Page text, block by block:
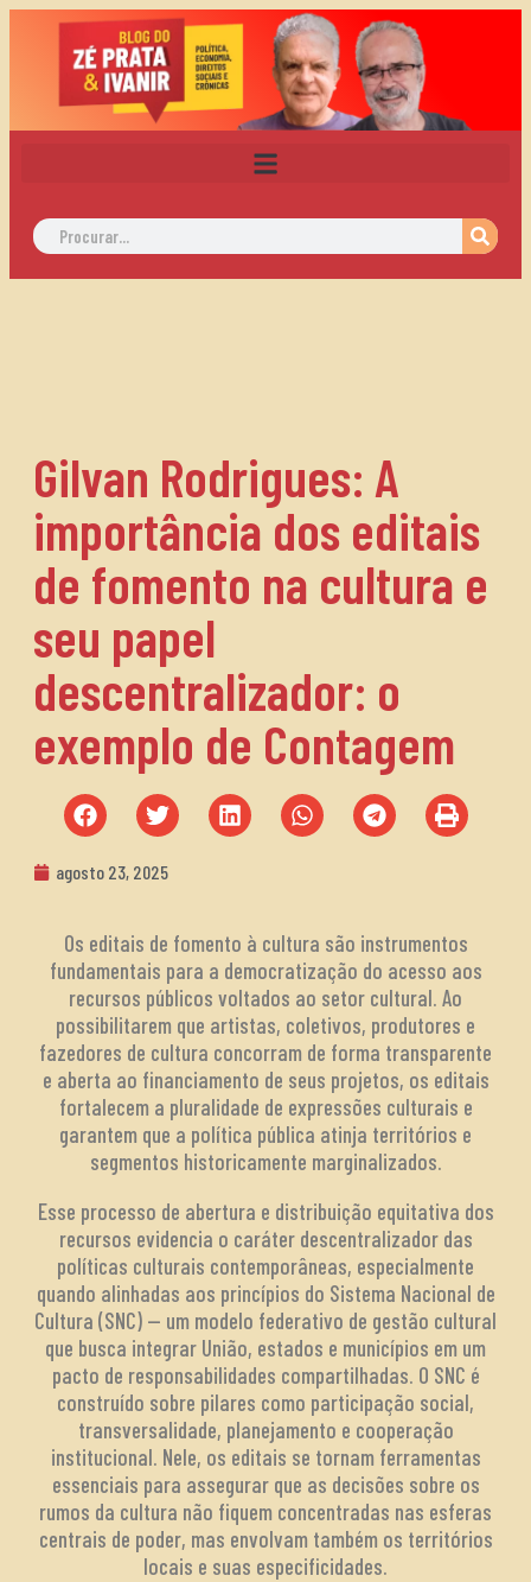
Gilvan Rodrigues: A
importância dos editais
de fomento na cultura e
seu papel
descentralizador: o
exemplo de Contagem
agosto 23, 2025
Os editais de fomento à cultura são instrumentos
fundamentais para a democratização do acesso aos
recursos públicos voltados ao setor cultural. Ao
possibilitarem que artistas, coletivos, produtores e
fazedores de cultura concorram de forma transparente
e aberta ao financiamento de seus projetos, os editais
fortalecem a pluralidade de expressões culturais e
garantem que a política pública atinja territórios e
segmentos historicamente marginalizados.
Esse processo de abertura e distribuição equitativa dos
recursos evidencia o caráter descentralizador das
políticas culturais contemporâneas, especialmente
quando alinhadas aos princípios do Sistema Nacional de
Cultura (SNC) — um modelo federativo de gestão cultural
que busca integrar União, estados e municípios em um
pacto de responsabilidades compartilhadas. O SNC é
construído sobre pilares como participação social,
transversalidade, planejamento e cooperação
institucional. Nele, os editais se tornam ferramentas
essenciais para assegurar que as decisões sobre os
rumos da cultura não fiquem concentradas nas esferas
centrais de poder, mas envolvam também os territórios
locais e suas especificidades.